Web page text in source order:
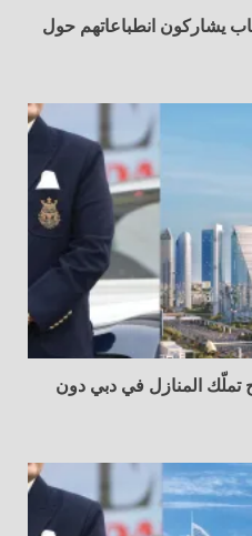
يشاركون انطباعاتهم حول
تملّك المنازل في دبي دون